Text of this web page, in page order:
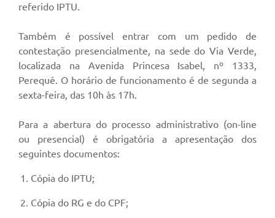
referido IPTU.
Também é possível entrar com um pedido de
contestação presencialmente, na sede do Via Verde,
localizada na Avenida Princesa Isabel, nº 1333,
Perequê. O horário de funcionamento é de segunda a
sexta-feira, das 10h às 17h.
Para a abertura do processo administrativo (on-line
ou presencial) é obrigatória a apresentação dos
seguintes documentos:
Cópia do IPTU;
Cópia do RG e do CPF;